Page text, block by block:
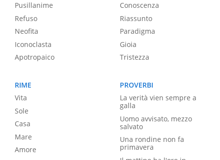
Pusillanime
Refuso
Neofita
Iconoclasta
Apotropaico
Conoscenza
Riassunto
Paradigma
Gioia
Tristezza
RIME
Vita
Sole
Casa
Mare
Amore
PROVERBI
La verità vien sempre a
galla
Uomo avvisato, mezzo
salvato
Una rondine non fa
primavera